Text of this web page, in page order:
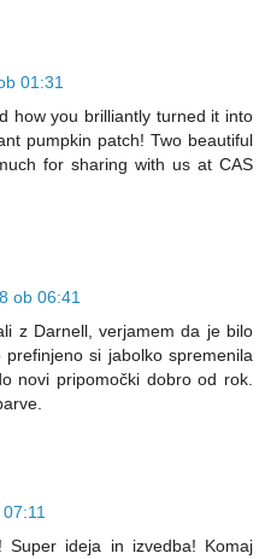
01:31
how you brilliantly turned it into
pumpkin patch! Two beautiful
for sharing with us at CAS
ob 06:41
z Darnell, verjamem da je bilo
si jabolko spremenila
novi pripomočki dobro od rok.
Super ideja in izvedba! Komaj